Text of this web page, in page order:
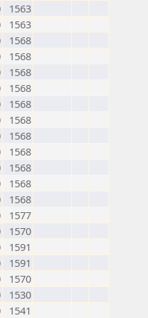
1563
1563
1568
1568
1568
1568
1568
1568
1568
1568
1568
1568
1568
1577
1570
1591
1591
1570
1530
1541